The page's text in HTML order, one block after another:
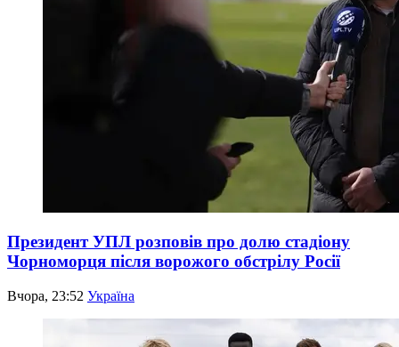
Президент УПЛ розповів про долю стадіону
Чорноморця після ворожого обстрілу Росії
Вчора, 23:52 Україна